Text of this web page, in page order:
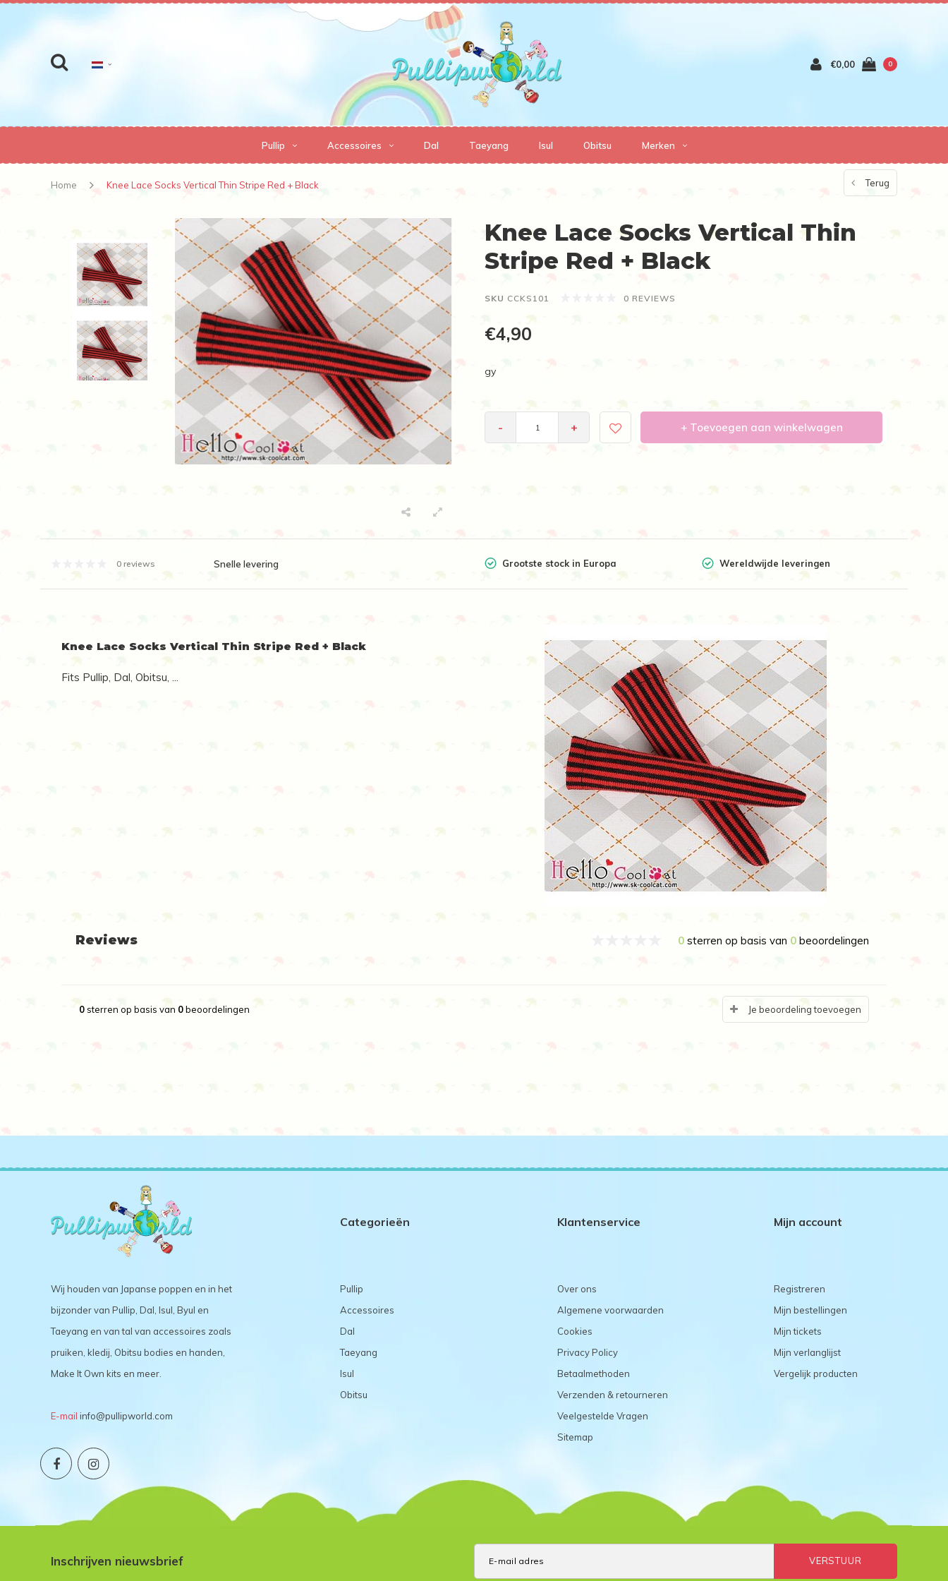
€0,00 0
Pullip Accessoires Dal Taeyang Isul Obitsu Merken
Home Knee Lace Socks Vertical Thin Stripe Red + Black Terug
Knee Lace Socks Vertical Thin
Stripe Red + Black
SKU CCKS101 0 REVIEWS
€4,90
gy
- + + Toevoegen aan winkelwagen
0 reviews Snelle levering Grootste stock in Europa Wereldwijde leveringen
Knee Lace Socks Vertical Thin Stripe Red + Black
Fits Pullip, Dal, Obitsu, ...
Reviews 0 sterren op basis van 0 beoordelingen
0sterren op basis van 0beoordelingen Je beoordeling toevoegen
Wij houden van Japanse poppen en in het
bijzonder van Pullip, Dal, Isul, Byul en
Taeyang en van tal van accessoires zoals
pruiken, kledij, Obitsu bodies en handen,
Make It Own kits en meer.
E-mail info@pullipworld.com
Categorieën
Pullip
Accessoires
Dal
Taeyang
Isul
Obitsu
Klantenservice
Over ons
Algemene voorwaarden
Cookies
Privacy Policy
Betaalmethoden
Verzenden & retourneren
Veelgestelde Vragen
Sitemap
Mijn account
Registreren
Mijn bestellingen
Mijn tickets
Mijn verlanglijst
Vergelijk producten
Inschrijven nieuwsbrief VERSTUUR